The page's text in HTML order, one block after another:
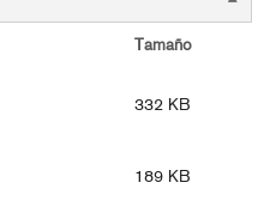
Tamaño
332 KB
189 KB